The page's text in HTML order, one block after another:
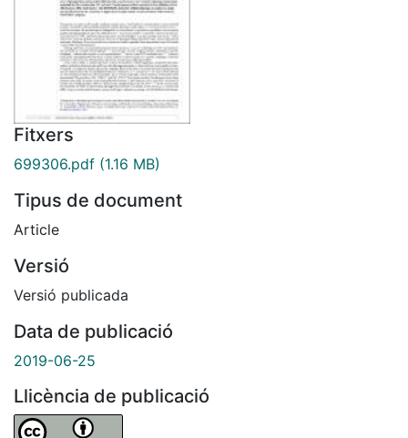
Fitxers
699306.pdf (1.16 MB)
Tipus de document
Article
Versió
Versió publicada
Data de publicació
2019-06-25
Llicència de publicació